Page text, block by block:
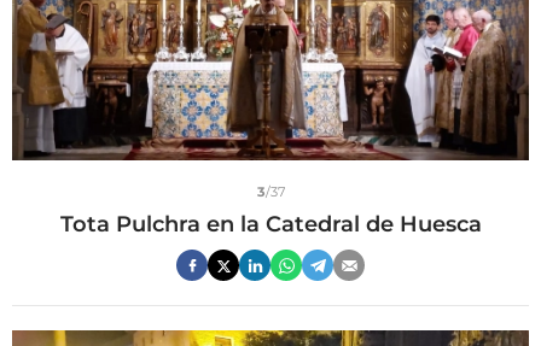
3/37
Tota Pulchra en la Catedral de Huesca